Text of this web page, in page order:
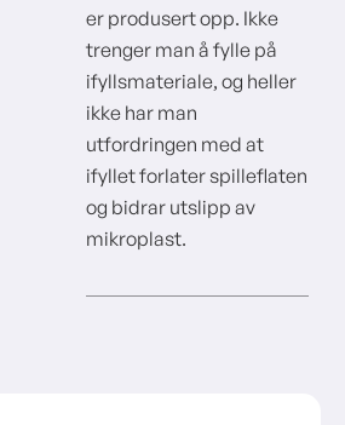
er produsert opp. Ikke
trenger man å fylle på
ifyllsmateriale, og heller
ikke har man
utfordringen med at
ifyllet forlater spilleflaten
og bidrar utslipp av
mikroplast.